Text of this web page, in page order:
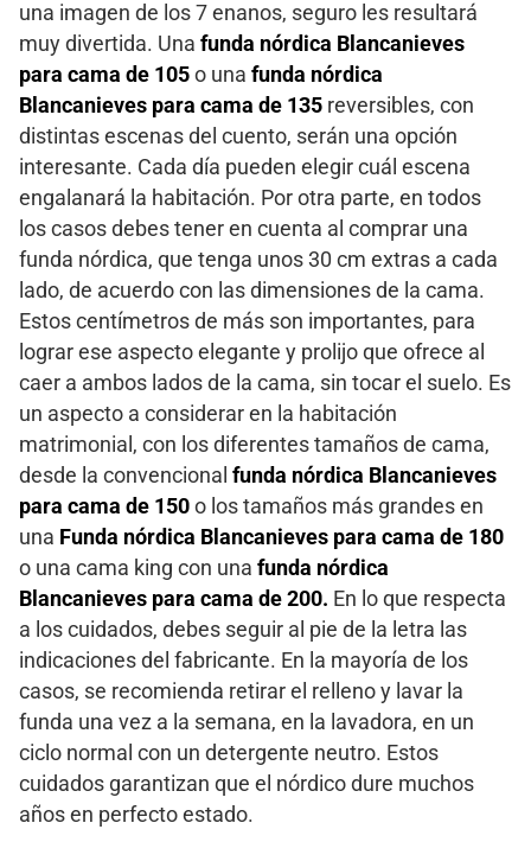
una imagen de los 7 enanos, seguro les resultará
muy divertida. Una funda nórdica Blancanieves
para cama de 105 o una funda nórdica
Blancanieves para cama de 135 reversibles, con
distintas escenas del cuento, serán una opción
interesante. Cada día pueden elegir cuál escena
engalanará la habitación. Por otra parte, en todos
los casos debes tener en cuenta al comprar una
funda nórdica, que tenga unos 30 cm extras a cada
lado, de acuerdo con las dimensiones de la cama.
Estos centímetros de más son importantes, para
lograr ese aspecto elegante y prolijo que ofrece al
caer a ambos lados de la cama, sin tocar el suelo. Es
un aspecto a considerar en la habitación
matrimonial, con los diferentes tamaños de cama,
desde la convencional funda nórdica Blancanieves
para cama de 150 o los tamaños más grandes en
una Funda nórdica Blancanieves para cama de 180
o una cama king con una funda nórdica
Blancanieves para cama de 200. En lo que respecta
a los cuidados, debes seguir al pie de la letra las
indicaciones del fabricante. En la mayoría de los
casos, se recomienda retirar el relleno y lavar la
funda una vez a la semana, en la lavadora, en un
ciclo normal con un detergente neutro. Estos
cuidados garantizan que el nórdico dure muchos
años en perfecto estado.